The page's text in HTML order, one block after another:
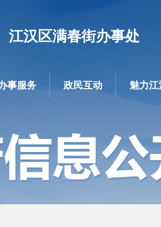
江汉区满春街办事处
事服务 政民互动 魅力江